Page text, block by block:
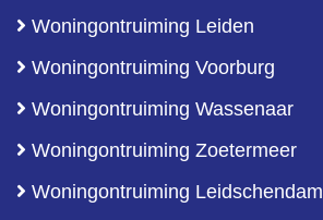
Woningontruiming Leiden
Woningontruiming Voorburg
Woningontruiming Wassenaar
Woningontruiming Zoetermeer
Woningontruiming Leidschendam